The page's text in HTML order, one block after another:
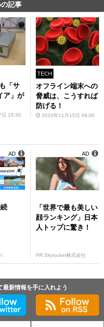
記事
「サ
ア」が
日 15:30
TECH
オフライン端末への
脅威は、こうすれば
防げる！
2010年11月15日 09:00
AD
「世界で最も美しい
顔ランキング」日本
人トップに驚き！
PR Skyrocket株式会社
AD
新情報を手に入れよう